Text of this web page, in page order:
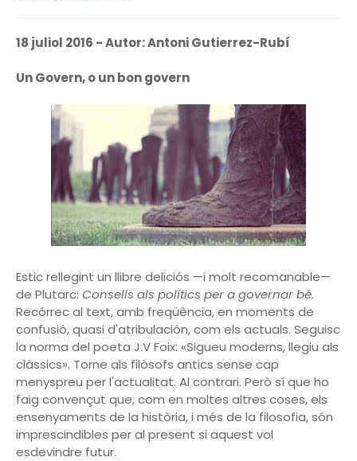
18 juliol 2016 - Autor: Antoni Gutierrez-Rubí
Un Govern, o un bon govern
Estic rellegint un llibre deliciós —i molt recomanable—
de Plutarc: Consells als polítics per a governar bé.
Recórrec al text, amb freqüència, en moments de
confusió, quasi d'atribulación, com els actuals. Seguisc
la norma del poeta J.V Foix: «Sigueu moderns, llegiu als
clàssics». Torne als filòsofs antics sense cap
menyspreu per l'actualitat. Al contrari. Però sí que ho
faig convençut que, com en moltes altres coses, els
ensenyaments de la història, i més de la filosofia, són
imprescindibles per al present si aquest vol
esdevindre futur.